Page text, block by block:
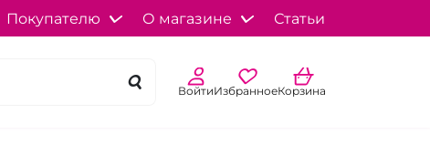
Покупателю О магазине Статьи
ВойтиИзбранноеКорзина